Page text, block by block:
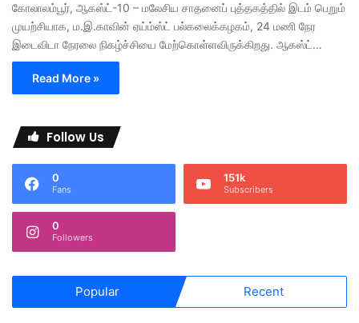
கோலாலம்பூர், ஆகஸ்ட்-10 – மலேசிய சாதனைப் புத்தகத்தில் இடம் பெறும்
முயற்சியாக, ம.இ.காவின் ஏய்ம்ஸ்ட் பல்கலைக்கழகம், 24 மணி நேர
இடைவிடா நேரலை நிகழ்ச்சியை மேற்கொள்ளவிருக்கிறது. ஆகஸ்ட்…
Read More »
Follow Us
0
Fans
151k
Subscribers
0
Followers
Popular Recent